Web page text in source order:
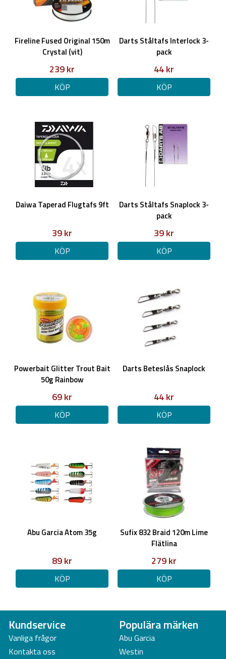
Fireline Fused Original 150m
Crystal (vit)
239 kr
KÖP
Darts Ståltafs Interlock 3-
pack
44 kr
KÖP
Daiwa Taperad Flugtafs 9ft
39 kr
KÖP
Darts Ståltafs Snaplock 3-
pack
39 kr
KÖP
Powerbait Glitter Trout Bait
50g Rainbow
69 kr
KÖP
Darts Beteslås Snaplock
44 kr
KÖP
Abu Garcia Atom 35g
89 kr
KÖP
Sufix 832 Braid 120m Lime
Flätlina
279 kr
KÖP
Kundservice
Vanliga frågor
Kontakta oss
Populära märken
Abu Garcia
Westin